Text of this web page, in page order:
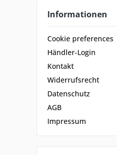
Informationen
Cookie preferences
Händler-Login
Kontakt
Widerrufsrecht
Datenschutz
AGB
Impressum